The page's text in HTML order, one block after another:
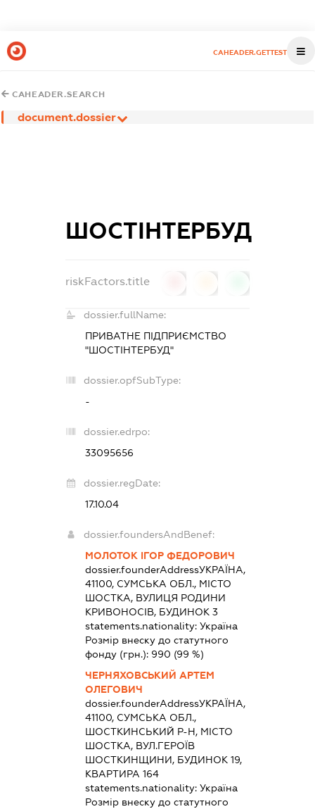
CAHEADER.GETTEST
CAHEADER.SEARCH
document.dossier
ШОСТІНТЕРБУД
riskFactors.title
dossier.fullName:
ПРИВАТНЕ ПІДПРИЄМСТВО
"ШОСТІНТЕРБУД"
dossier.opfSubType:
-
dossier.edrpo:
33095656
dossier.regDate:
17.10.04
dossier.foundersAndBenef:
МОЛОТОК ІГОР ФЕДОРОВИЧ
dossier.founderAddressУКРАЇНА,
41100, СУМСЬКА ОБЛ., МІСТО
ШОСТКА, ВУЛИЦЯ РОДИНИ
КРИВОНОСІВ, БУДИНОК 3
statements.nationality: Україна
Розмір внеску до статутного
фонду (грн.): 990 (99 %)
ЧЕРНЯХОВСЬКИЙ АРТЕМ
ОЛЕГОВИЧ
dossier.founderAddressУКРАЇНА,
41100, СУМСЬКА ОБЛ.,
ШОСТКИНСЬКИЙ Р-Н, МІСТО
ШОСТКА, ВУЛ.ГЕРОЇВ
ШОСТКИНЩИНИ, БУДИНОК 19,
КВАРТИРА 164
statements.nationality: Україна
Розмір внеску до статутного